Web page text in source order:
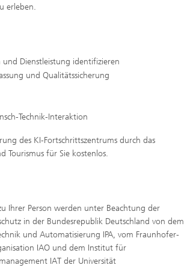
erleben.
Dienstleistung identifizieren
und Qualitätssicherung
Technik-Interaktion
des KI-Fortschrittszentrums durch das
für Sie kostenlos.
Ihrer Person werden unter Beachtung der
in der Bundesrepublik Deutschland von dem
und Automatisierung IPA, vom Fraunhofer-
IAO und dem Institut für
IAT der Universität